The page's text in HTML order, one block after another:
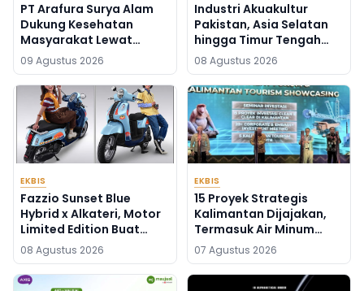
PT Arafura Surya Alam
Dukung Kesehatan
Masyarakat Lewat
Khitanan Massal di
Kotabunan
09 Agustus 2026
Industri Akuakultur
Pakistan, Asia Selatan
hingga Timur Tengah
Bersiap Terapkan Solusi
Terlengkap dari
Indonesia
08 Agustus 2026
EKBIS
Fazzio Sunset Blue
Hybrid x Alkateri, Motor
Limited Edition Buat
Nyempurnain Look
Retro-Future Lo
08 Agustus 2026
EKBIS
15 Proyek Strategis
Kalimantan Dijajakan,
Termasuk Air Minum
Sepaku-Semoi dan
Energi Sampah Palangka
Raya
07 Agustus 2026